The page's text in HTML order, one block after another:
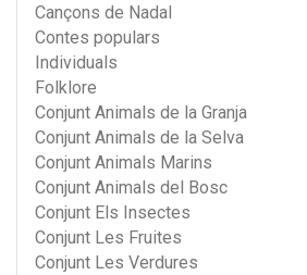
Cançons de Nadal
Contes populars
Individuals
Folklore
Conjunt Animals de la Granja
Conjunt Animals de la Selva
Conjunt Animals Marins
Conjunt Animals del Bosc
Conjunt Els Insectes
Conjunt Les Fruites
Conjunt Les Verdures